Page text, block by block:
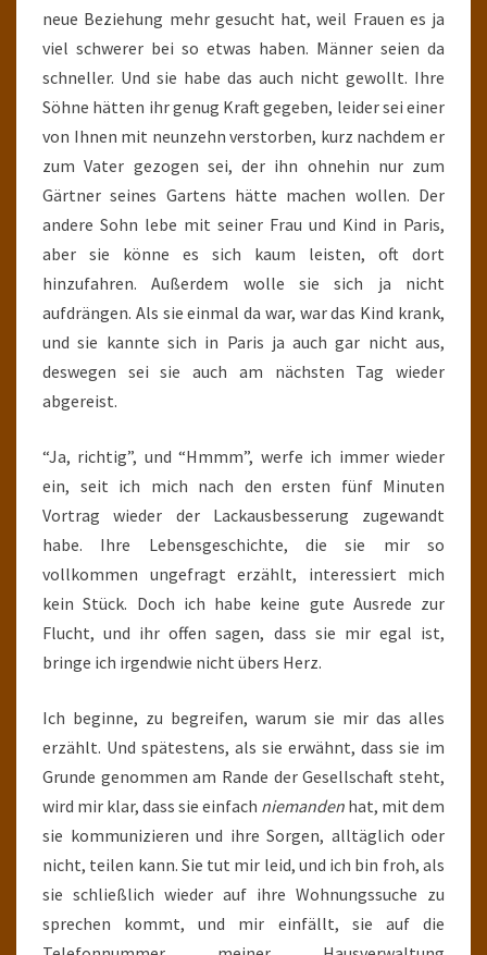
neue Beziehung mehr gesucht hat, weil Frauen es ja
viel schwerer bei so etwas haben. Männer seien da
schneller. Und sie habe das auch nicht gewollt. Ihre
Söhne hätten ihr genug Kraft gegeben, leider sei einer
von Ihnen mit neunzehn verstorben, kurz nachdem er
zum Vater gezogen sei, der ihn ohnehin nur zum
Gärtner seines Gartens hätte machen wollen. Der
andere Sohn lebe mit seiner Frau und Kind in Paris,
aber sie könne es sich kaum leisten, oft dort
hinzufahren. Außerdem wolle sie sich ja nicht
aufdrängen. Als sie einmal da war, war das Kind krank,
und sie kannte sich in Paris ja auch gar nicht aus,
deswegen sei sie auch am nächsten Tag wieder
abgereist.
“Ja, richtig”, und “Hmmm”, werfe ich immer wieder
ein, seit ich mich nach den ersten fünf Minuten
Vortrag wieder der Lackausbesserung zugewandt
habe. Ihre Lebensgeschichte, die sie mir so
vollkommen ungefragt erzählt, interessiert mich
kein Stück. Doch ich habe keine gute Ausrede zur
Flucht, und ihr offen sagen, dass sie mir egal ist,
bringe ich irgendwie nicht übers Herz.
Ich beginne, zu begreifen, warum sie mir das alles
erzählt. Und spätestens, als sie erwähnt, dass sie im
Grunde genommen am Rande der Gesellschaft steht,
wird mir klar, dass sie einfach niemanden hat, mit dem
sie kommunizieren und ihre Sorgen, alltäglich oder
nicht, teilen kann. Sie tut mir leid, und ich bin froh, als
sie schließlich wieder auf ihre Wohnungssuche zu
sprechen kommt, und mir einfällt, sie auf die